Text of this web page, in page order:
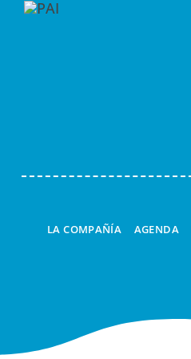
LA COMPAÑÍA AGENDA